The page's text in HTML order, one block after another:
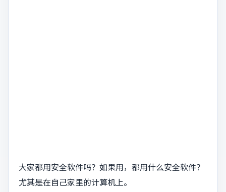
大家都用安全软件吗？如果用，都用什么安全软件？
尤其是在自己家里的计算机上。